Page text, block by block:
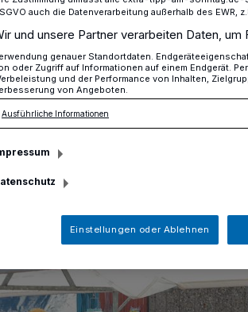
vom Samstag
Samstag
auch die Datenverarbeitung außerhalb des EWR,
und unsere Partner verarbeiten Daten,
genauer Standortdaten.
oder Zugriff auf Informationen auf einem Endgerät.
und der Performance von Inhalten,
von Angeboten.
Ausführliche Informationen
Einstellungen oder Ablehnen